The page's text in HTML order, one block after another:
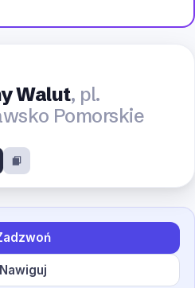
Walut, pl.
Pomorskie
Nawiguj